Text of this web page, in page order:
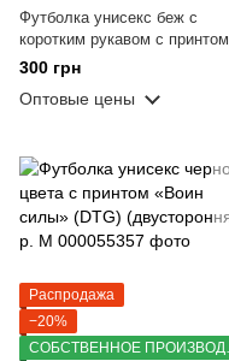
Футболка унисекс беж с
коротким рукавом с принтом
"No Enemies" р. M
300 грн
Оптовые цены
Распродажа
−20%